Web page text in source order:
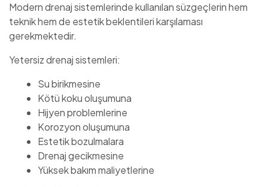
Modern drenaj sistemlerinde kullanılan süzgeçlerin hem
teknik hem de estetik beklentileri karşılaması
gerekmektedir.
Yetersiz drenaj sistemleri:
Su birikmesine
Kötü koku oluşumuna
Hijyen problemlerine
Korozyon oluşumuna
Estetik bozulmalara
Drenaj gecikmesine
Yüksek bakım maliyetlerine